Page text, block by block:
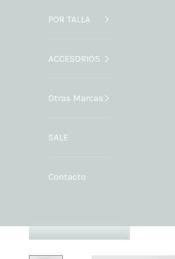
POR TALLA
ACCESORIOS
Otras Marcas
SALE
Contacto